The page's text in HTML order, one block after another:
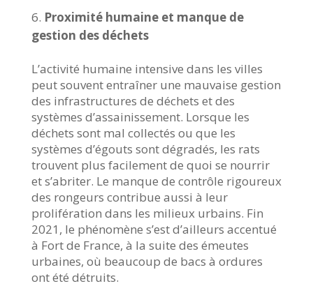
Proximité humaine et manque de
gestion des déchets
L’activité humaine intensive dans les villes
peut souvent entraîner une mauvaise gestion
des infrastructures de déchets et des
systèmes d’assainissement. Lorsque les
déchets sont mal collectés ou que les
systèmes d’égouts sont dégradés, les rats
trouvent plus facilement de quoi se nourrir
et s’abriter. Le manque de contrôle rigoureux
des rongeurs contribue aussi à leur
prolifération dans les milieux urbains. Fin
2021, le phénomène s’est d’ailleurs accentué
à Fort de France, à la suite des émeutes
urbaines, où beaucoup de bacs à ordures
ont été détruits.